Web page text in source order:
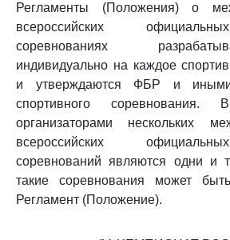
Регламенты (Положения) о
всероссийских
соревнованиях
индивидуально на каждое
и утверждаются ФБР и иными
спортивного
организаторами нескольких
всероссийских
соревнований являются одни и
такие соревнования может
Регламент (Положение).